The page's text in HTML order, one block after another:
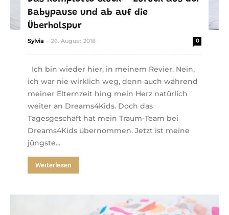
Babypause und ab auf die
Überholspur
Sylvia - 26. August 2018 0
Ich bin wieder hier, in meinem Revier. Nein,
ich war nie wirklich weg, denn auch während
meiner Elternzeit hing mein Herz natürlich
weiter an Dreams4Kids. Doch das
Tagesgeschäft hat mein Traum-Team bei
Dreams4Kids übernommen. Jetzt ist meine
jüngste...
Weiterlesen